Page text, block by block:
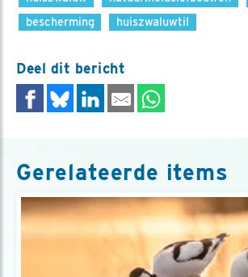
bescherming
huiszwaluwtil
Deel dit bericht
Gerelateerde items